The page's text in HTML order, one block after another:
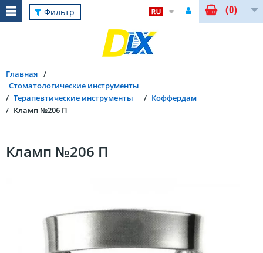
Фильтр (0)
Главная
Стоматологические инструменты
Терапевтические инструменты
Коффердам
Кламп №206 П
Кламп №206 П